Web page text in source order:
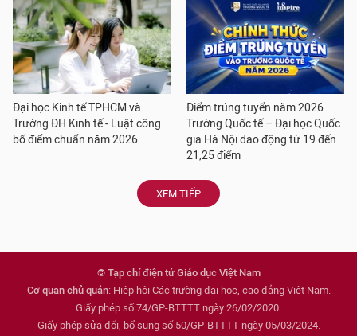
Đại học Kinh tế TPHCM và
Trường ĐH Kinh tế - Luật công
bố điểm chuẩn năm 2026
Điểm trúng tuyển năm 2026
Trường Quốc tế – Đại học Quốc
gia Hà Nội dao động từ 19 đến
21,25 điểm
XEM TIẾP
© Tạp chí điện tử Giáo dục Việt Nam
Cơ quan chủ quản: Hiệp hội Các trường đại học, cao đẳng Việt Nam.
Giấy phép số 74/GP-BTTTT ngày 26/02/2020.
Giấy phép sửa đổi, bổ sung số 50/GP-BTTTT ngày 05/03/2024.